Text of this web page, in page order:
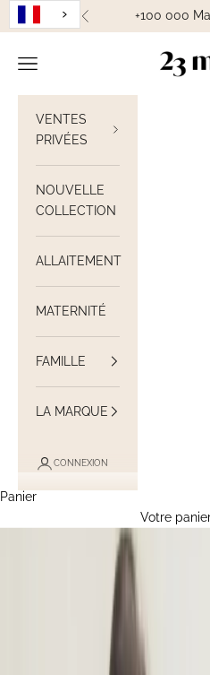
Passer au contenu
Précédent+100 000
23 Mai
Ouvrir la navigation
VENTES
PRIVÉES
NOUVELLE
COLLECTION
ALLAITEMENT
MATERNITÉ
FAMILLE
LA MARQUE
CONNEXION
Panier
Votre